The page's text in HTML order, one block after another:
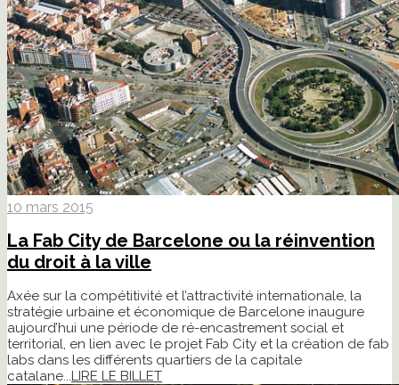
10 mars 2015
La Fab City de Barcelone ou la réinvention
du droit à la ville
Axée sur la compétitivité et l’attractivité internationale, la
stratégie urbaine et économique de Barcelone inaugure
aujourd’hui une période de ré-encastrement social et
territorial, en lien avec le projet Fab City et la création de fab
labs dans les différents quartiers de la capitale
catalane...LIRE LE BILLET